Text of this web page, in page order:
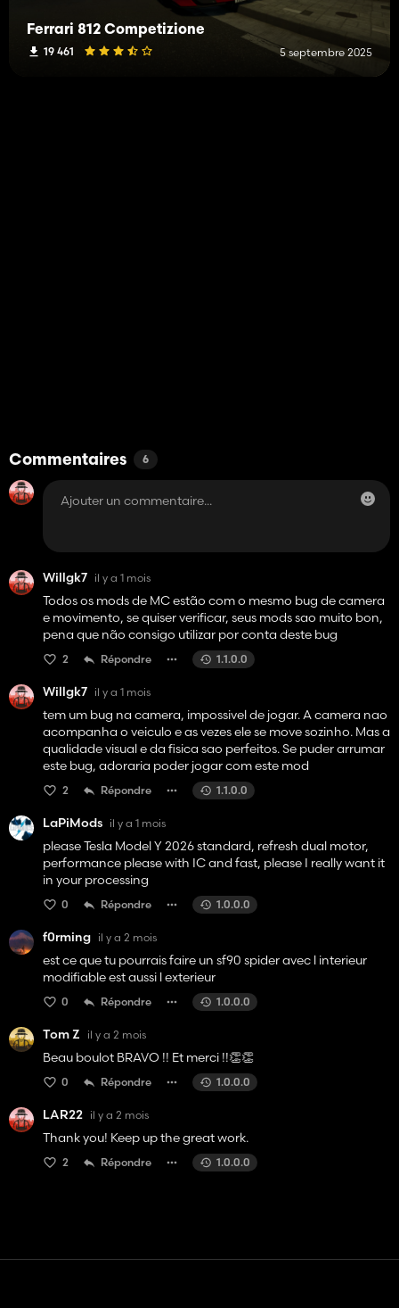
Ferrari 812 Competizione
19 461 5 septembre 2025
Commentaires 6
Willgk7 il y a 1 mois
Todos os mods de MC estão com o mesmo bug de camera
e movimento, se quiser verificar, seus mods sao muito bon,
pena que não consigo utilizar por conta deste bug
2 Répondre 1.1.0.0
Willgk7 il y a 1 mois
tem um bug na camera, impossivel de jogar. A camera nao
acompanha o veiculo e as vezes ele se move sozinho. Mas a
qualidade visual e da fisica sao perfeitos. Se puder arrumar
este bug, adoraria poder jogar com este mod
2 Répondre 1.1.0.0
LaPiMods il y a 1 mois
please Tesla Model Y 2026 standard, refresh dual motor,
performance please with IC and fast, please I really want it
in your processing
0 Répondre 1.0.0.0
f0rming il y a 2 mois
est ce que tu pourrais faire un sf90 spider avec l interieur
modifiable est aussi l exterieur
0 Répondre 1.0.0.0
Tom Z il y a 2 mois
Beau boulot BRAVO !! Et merci !!👏👏
0 Répondre 1.0.0.0
LAR22 il y a 2 mois
Thank you! Keep up the great work.
2 Répondre 1.0.0.0